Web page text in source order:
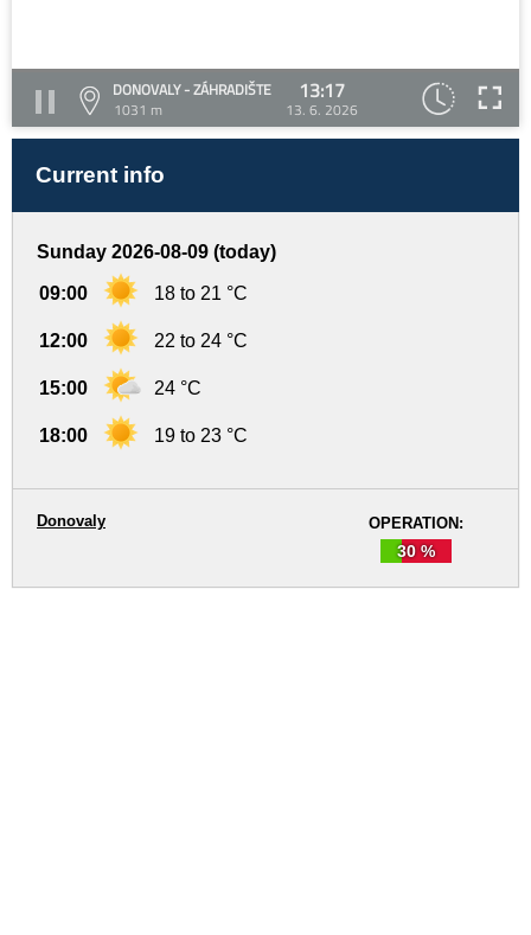
DONOVALY - ZÁHRADIŠTE
1031 m
13:17
13. 6. 2026
Current info
Sunday 2026-08-09 (today)
09:00 18 to 21 °C
12:00 22 to 24 °C
15:00 24 °C
18:00 19 to 23 °C
OPERATION:
30 %
Donovaly